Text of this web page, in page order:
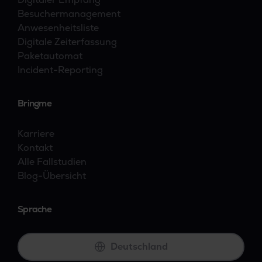
Besuchermanagement
Anwesenheitsliste
Digitale Zeiterfassung
Paketautomat
Incident-Reporting
Bringme
Karriere
Kontakt
Alle Fallstudien
Blog-Übersicht
Sprache
Deutschland